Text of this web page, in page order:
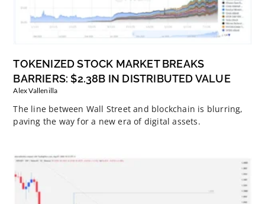
TOKENIZED STOCK MARKET BREAKS
BARRIERS: $2.38B IN DISTRIBUTED VALUE
Alex Vallenilla
The line between Wall Street and blockchain is blurring,
paving the way for a new era of digital assets.